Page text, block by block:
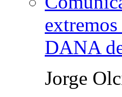
DANA
Jorge